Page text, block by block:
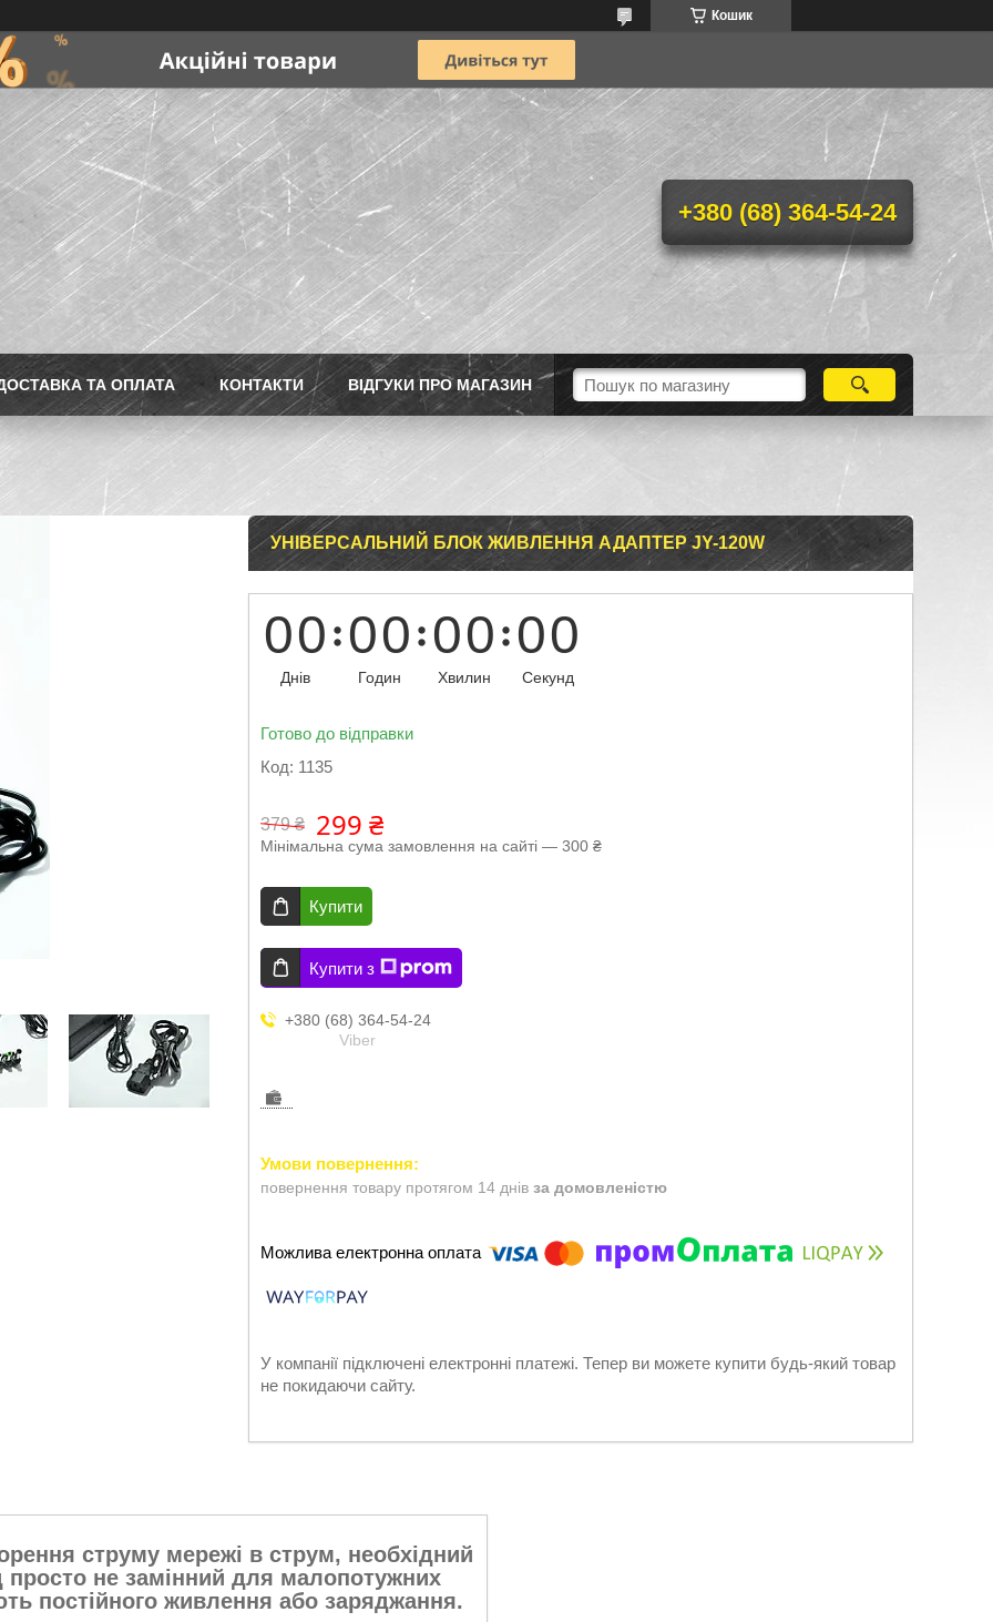
Кошик
+380 (68) 364-54-24
ТА ОПЛАТА КОНТАКТИ ВІДГУКИ ПРО МАГАЗИН
УНІВЕРСАЛЬНИЙ БЛОК ЖИВЛЕННЯ АДАПТЕР JY-120W
00
Днів
00
Годин
00
Хвилин
00
Секунд
Готово до відправки
Код: 1135
379 ₴ 299 ₴
Мінімальна сума замовлення на сайті — 300 ₴
Купити
Купити з
+380 (68) 364-54-24
Viber
повернення товару протягом 14 днів за домовленістю
У компанії підключені електронні платежі. Тепер ви можете купити будь-який товар
не покидаючи сайту.
струму мережі в струм, необхідний
не замінний для малопотужних
постійного живлення або заряджання.